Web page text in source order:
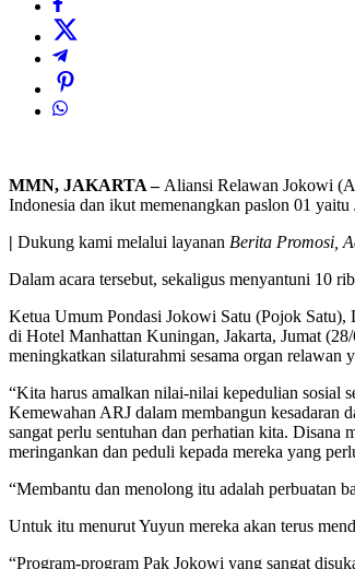
MMN, JAKARTA – Aliansi Relawan Jokowi
Indonesia dan ikut memenangkan paslon 01
| Dukung kami melalui layanan Berita Promosi,
Dalam acara tersebut, sekaligus menyantuni 10
Ketua Umum Pondasi Jokowi Satu (Pojok Satu),
di Hotel Manhattan Kuningan, Jakarta, Jumat
meningkatkan silaturahmi sesama organ
“Kita harus amalkan nilai-nilai kepedulian sosial
Kemewahan ARJ dalam membangun kesadaran
sangat perlu sentuhan dan perhatian kita.
meringankan dan peduli kepada mereka yang
“Membantu dan menolong itu adalah perbuatan
Untuk itu menurut Yuyun mereka akan terus
“Program-program Pak Jokowi yang sangat